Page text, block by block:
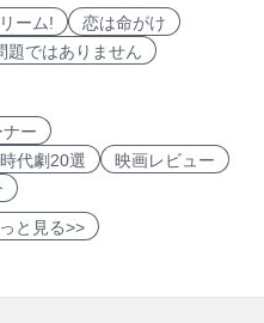
ーム!
恋は命がけ
題ではありません
ー
代劇20選
映画レビュー
見る>>